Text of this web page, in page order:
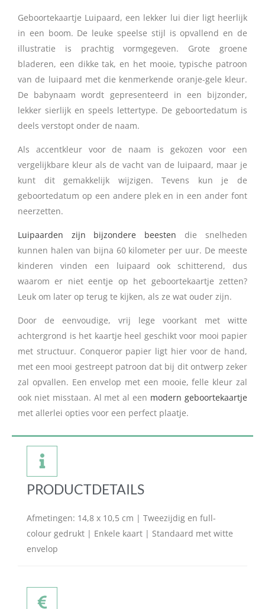
Geboortekaartje Luipaard, een lekker lui dier ligt heerlijk
in een boom. De leuke speelse stijl is opvallend en de
illustratie is prachtig vormgegeven. Grote groene
bladeren, een dikke tak, en het mooie, typische patroon
van de luipaard met die kenmerkende oranje-gele kleur.
De babynaam wordt gepresenteerd in een bijzonder,
lekker sierlijk en speels lettertype. De geboortedatum is
deels verstopt onder de naam.
Als accentkleur voor de naam is gekozen voor een
vergelijkbare kleur als de vacht van de luipaard, maar je
kunt dit gemakkelijk wijzigen. Tevens kun je de
geboortedatum op een andere plek en in een ander font
neerzetten.
Luipaarden zijn bijzondere beesten die snelheden
kunnen halen van bijna 60 kilometer per uur. De meeste
kinderen vinden een luipaard ook schitterend, dus
waarom er niet eentje op het geboortekaartje zetten?
Leuk om later op terug te kijken, als ze wat ouder zijn.
Door de eenvoudige, vrij lege voorkant met witte
achtergrond is het kaartje heel geschikt voor mooi papier
met structuur. Conqueror papier ligt hier voor de hand,
met een mooi gestreept patroon dat bij dit ontwerp zeker
zal opvallen. Een envelop met een mooie, felle kleur zal
ook niet misstaan. Al met al een modern geboortekaartje
met allerlei opties voor een perfect plaatje.
PRODUCTDETAILS
Afmetingen: 14,8 x 10,5 cm | Tweezijdig en full-
colour gedrukt | Enkele kaart | Standaard met witte
envelop